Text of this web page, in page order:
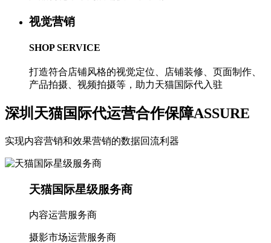
视觉营销
SHOP SERVICE
打造符合店铺风格的视觉定位、店铺装修、页面制作、
产品拍摄、视频拍摄等，助力天猫国际代入驻
深圳天猫国际代运营合作保障ASSURE
实现内容营销和效果营销的数据回流利器
天猫国际星级服务商
内容运营服务商
摄影市场运营服务商